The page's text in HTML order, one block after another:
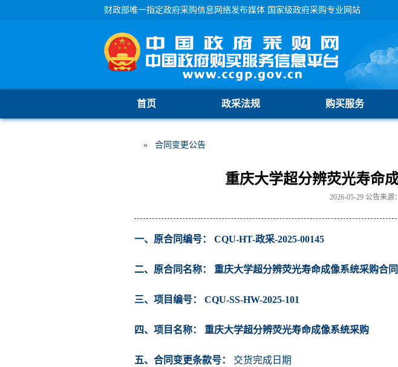
财政部唯一指定政府采购信息网络发布媒体 国家级政府采购专业网站
首页 政采法规 购买服务
» 合同变更公告
重庆大学超分辨荧光寿命
2026-05-29 公告来源：
一、原合同编号： CQU-HT-政采-2025-00145
二、原合同名称： 重庆大学超分辨荧光寿命成像系统采购合同
三、项目编号： CQU-SS-HW-2025-101
四、项目名称： 重庆大学超分辨荧光寿命成像系统采购
五、合同变更条款号： 交货完成日期